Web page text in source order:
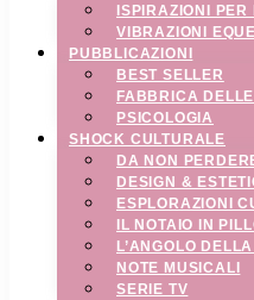
ISPIRAZIONI PER
VIBRAZIONI
PUBBLICAZIONI
BEST SELLER
FABBRICA
PSICOLOGIA
SHOCK CULTURALE
DA NON
DESIGN &
ESPLORAZIONI
IL NOTAIO IN
L’ANGOLO
NOTE MUSICALI
SERIE TV